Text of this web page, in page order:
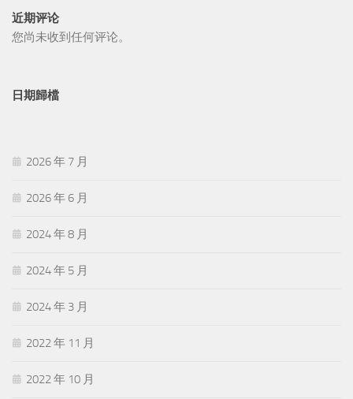
近期评论
您尚未收到任何评论。
日期歸檔
2026 年 7 月
2026 年 6 月
2024 年 8 月
2024 年 5 月
2024 年 3 月
2022 年 11 月
2022 年 10 月